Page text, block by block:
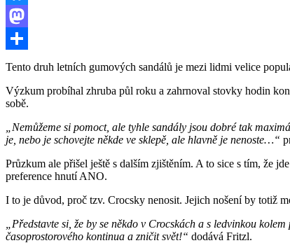
Bluesky
Mastodon
Share
Tento druh letních gumových sandálů je mezi lidmi velice
Výzkum probíhal zhruba půl roku a zahrnoval stovky hodin
sobě.
„Nemůžeme si pomoct, ale tyhle sandály jsou dobré tak
je, nebo je schovejte někde ve sklepě, ale hlavně je nenoste…“
Průzkum ale přišel ještě s dalším zjištěním. A to sice s tím, že
preference hnutí ANO.
I to je důvod, proč tzv. Crocsky nenosit. Jejich nošení by totiž
„Představte si, že by se někdo v Crocskách a s ledvinkou
časoprostorového kontinua a zničit svět!“ dodává Fritzl.